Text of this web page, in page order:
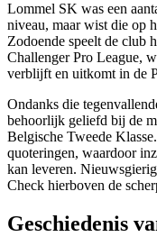
Lommel SK was een
niveau, maar wist die op
Zodoende speelt de club
Challenger Pro League,
verblijft en uitkomt in de
Ondanks die
behoorlijk geliefd bij de
Belgische Tweede
quoteringen, waardoor
kan leveren.
Check hierboven de
Geschiedenis